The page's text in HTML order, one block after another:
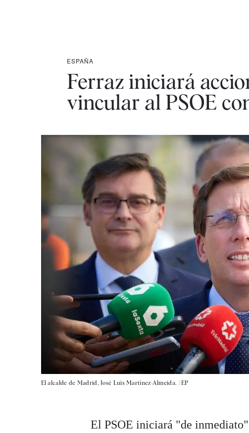
ESPAÑA
Ferraz iniciará
vincular al PSOE
El alcalde de Madrid, José Luis Martínez-Almeida. |EP
El PSOE iniciará "de